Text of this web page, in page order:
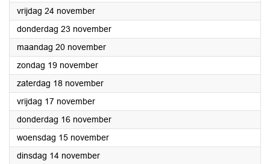
vrijdag 24 november2023
donderdag 23 november2023
maandag 20 november2023
zondag 19 november2023
zaterdag 18 november2023
vrijdag 17 november2023
donderdag 16 november2023
woensdag 15 november2023
dinsdag 14 november2023